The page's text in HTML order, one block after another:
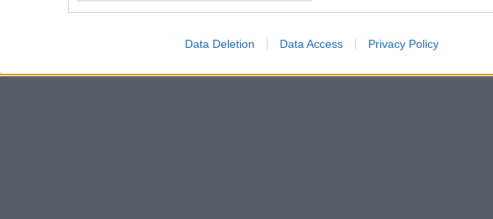
Data Deletion Data Access Privacy Policy